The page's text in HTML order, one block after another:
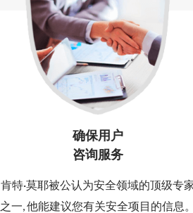
确保用户
咨询服务
肯特·莫耶被公认为安全领域的顶级专
之一, 他能建议您有关安全项目的信息。